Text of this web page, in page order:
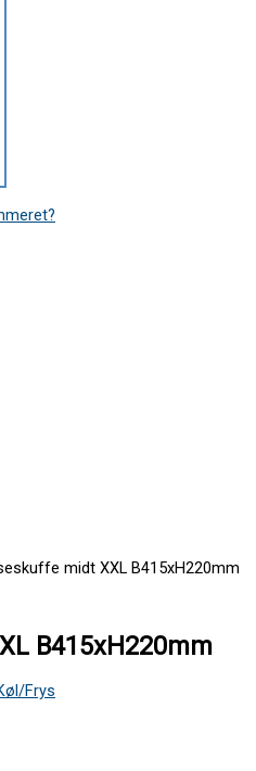
midt XXL B415xH220mm
B415xH220mm
Frys